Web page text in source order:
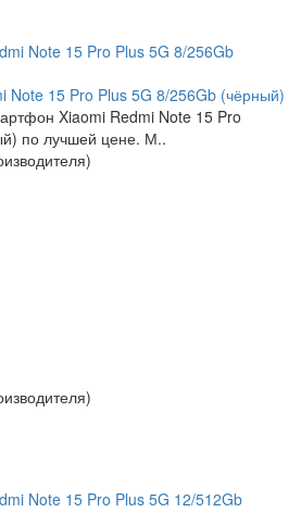
15 Pro Plus 5G 8/256Gb (чёрный)
Xiaomi Redmi Note 15 Pro
по лучшей цене. М..